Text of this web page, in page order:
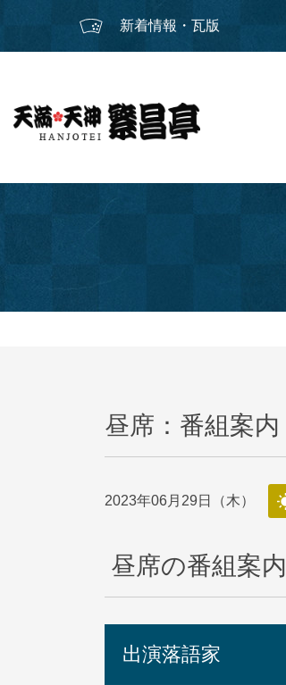
新着情報・瓦版
昼席：番組案内
2023年06月29日（木）
昼席の番組案内
出演落語家